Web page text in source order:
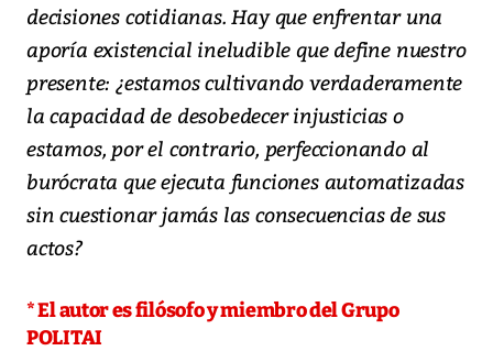
decisiones cotidianas. Hay que enfrentar una
aporía existencial ineludible que define nuestro
presente: ¿estamos cultivando verdaderamente
la capacidad de desobedecer injusticias o
estamos, por el contrario, perfeccionando al
burócrata que ejecuta funciones automatizadas
sin cuestionar jamás las consecuencias de sus
actos?
* El autor es filósofo y miembro del Grupo
POLITAI